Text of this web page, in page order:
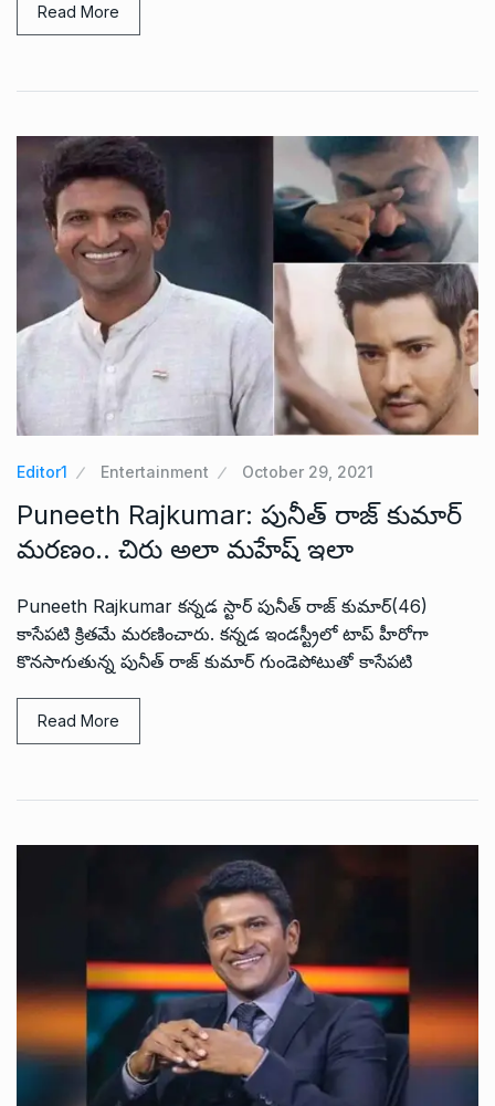
Read More
Editor1 Entertainment October 29, 2021
Puneeth Rajkumar: పునీత్ రాజ్ కుమార్
మరణం.. చిరు అలా మహేష్ ఇలా
Puneeth Rajkumar కన్నడ స్టార్ పునీత్ రాజ్ కుమార్(46)
కాసేపటి క్రితమే మరణించారు. కన్నడ ఇండస్ట్రీలో టాప్ హీరోగా
కొనసాగుతున్న పునీత్ రాజ్ కుమార్ గుండెపోటుతో కాసేపటి
Read More